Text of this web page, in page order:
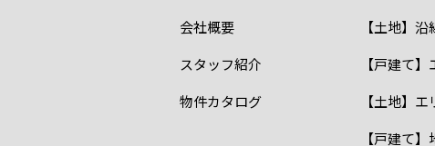
会社概要
スタッフ紹介
物件カタログ
【土地】
【戸建て
【土地】
【戸建て